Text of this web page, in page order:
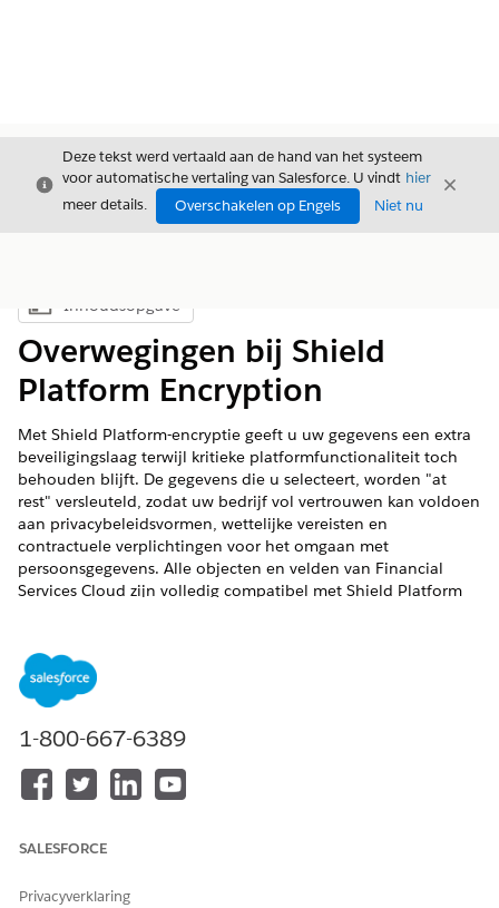
Sluiten
Deze tekst werd vertaald aan de hand van het systeem
voor automatische vertaling van Salesforce. U vindt hier
meer details.
Overschakelen op Engels Niet nu
Sluiten
Inhoudsopgave weergeven
Inhoudsopgave
Overwegingen bij Shield
Platform Encryption
Met Shield Platform-encryptie geeft u uw gegevens een extra
beveiligingslaag terwijl kritieke platformfunctionaliteit toch
behouden blijft. De gegevens die u selecteert, worden "at
rest" versleuteld, zodat uw bedrijf vol vertrouwen kan voldoen
aan privacybeleidsvormen, wettelijke vereisten en
contractuele verplichtingen voor het omgaan met
persoonsgegevens. Alle objecten en velden van Financial
Services Cloud zijn volledig compatibel met Shield Platform
Cloud.
VEREISTE EDITIONS
Beschikbaar in: Lightning Experience
Beschikbaar in:
Professional
Edition
De beveiliging van uw gegevens versterken met Shield
1-800-667-6389
SALESFORCE
Privacyverklaring